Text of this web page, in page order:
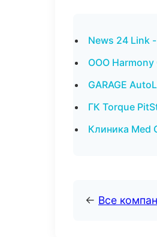
News 24 Link
ООО Harmony
GARAGE
ГК Torque
Клиника Med
← Все